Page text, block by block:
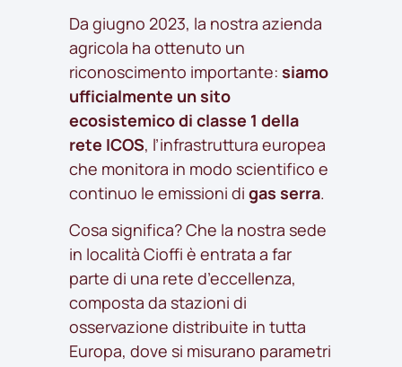
Da giugno 2023, la nostra azienda
agricola ha ottenuto un
riconoscimento importante:siamo
ufficialmente un sito
ecosistemico di classe 1 della
rete ICOS, l’infrastruttura europea
che monitora in modo scientifico e
continuo le emissioni digas serra.
Cosa significa? Che la nostra sede
in località Cioffi è entrata a far
parte di una rete d’eccellenza,
composta da stazioni di
osservazione distribuite in tutta
Europa, dove si misurano parametri